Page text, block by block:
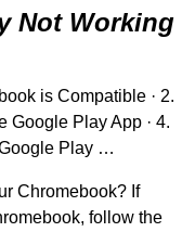
Not Working
is Compatible · 2.
Google Play App · 4.
Google Play …
Chromebook? If
follow the